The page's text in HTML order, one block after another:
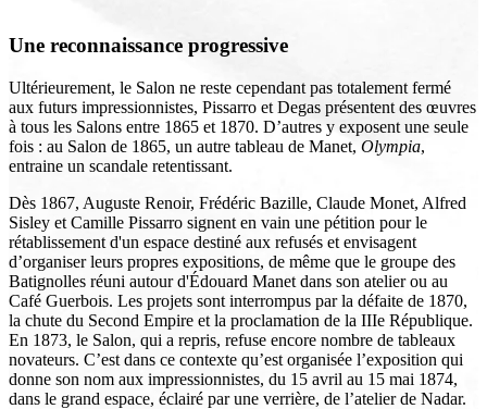
Une reconnaissance progressive
Ultérieurement, le Salon ne reste cependant pas totalement fermé
aux futurs impressionnistes, Pissarro et Degas présentent des œuvres
à tous les Salons entre 1865 et 1870. D’autres y exposent une seule
fois : au Salon de 1865, un autre tableau de Manet, Olympia,
entraine un scandale retentissant.
Dès 1867, Auguste Renoir, Frédéric Bazille, Claude Monet, Alfred
Sisley et Camille Pissarro signent en vain une pétition pour le
rétablissement d'un espace destiné aux refusés et envisagent
d’organiser leurs propres expositions, de même que le groupe des
Batignolles réuni autour d'Édouard Manet dans son atelier ou au
Café Guerbois. Les projets sont interrompus par la défaite de 1870,
la chute du Second Empire et la proclamation de la IIIe République.
En 1873, le Salon, qui a repris, refuse encore nombre de tableaux
novateurs. C’est dans ce contexte qu’est organisée l’exposition qui
donne son nom aux impressionnistes, du 15 avril au 15 mai 1874,
dans le grand espace, éclairé par une verrière, de l’atelier de Nadar.